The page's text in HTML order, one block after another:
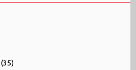
(35)